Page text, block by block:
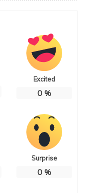
Excited
0%
Surprise
0%